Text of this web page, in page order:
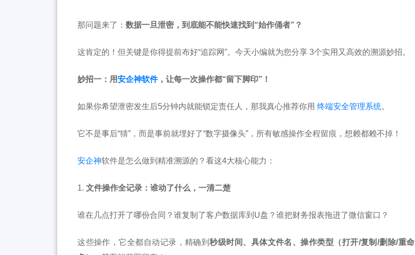
那问题来了：数据一旦泄密，到底能不能快速找到“始作俑者”？
这肯定的！但关键是你得提前布好“追踪网”。今天小编就为您分享 3个实用又高效的溯源妙招。
妙招一：用安企神软件，让每一次操作都“留下脚印”！
如果你希望泄密发生后5分钟内就能锁定责任人，那我真心推荐你用终端安全管理系统。
它不是事后“猜”，而是事前就埋好了“数字摄像头”，所有敏感操作全程留痕，想赖都赖不掉！
安企神软件是怎么做到精准溯源的？看这4大核心能力：
1.文件操作全记录：谁动了什么，一清二楚
谁在几点打开了哪份合同？谁复制了客户数据库到U盘？谁把财务报表拖进了微信窗口？
这些操作，它全都自动记录，精确到秒级时间、具体文件名、操作类型（打开/复制/删除/重命